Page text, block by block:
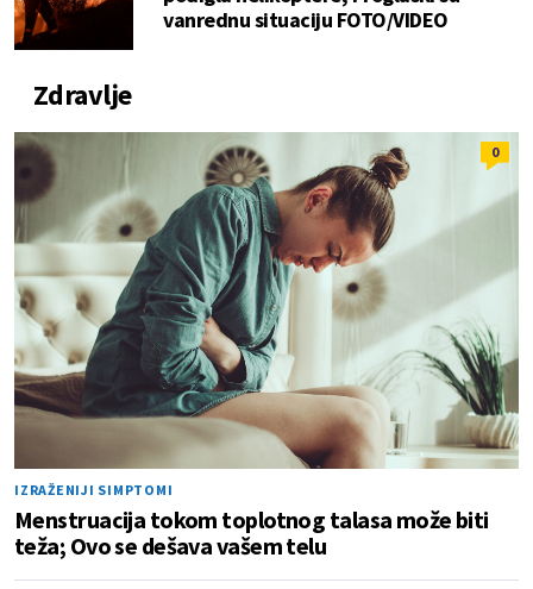
vanrednu situaciju FOTO/VIDEO
Zdravlje
0
IZRAŽENIJI SIMPTOMI
Menstruacija tokom toplotnog talasa može biti
teža; Ovo se dešava vašem telu